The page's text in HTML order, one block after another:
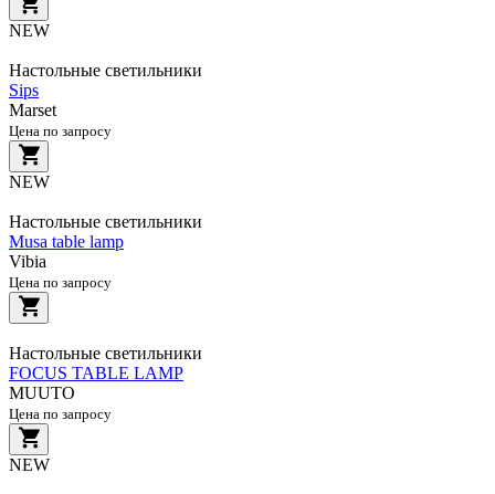
NEW
Настольные светильники
Sips
Marset
Цена по запросу
NEW
Настольные светильники
Musa table lamp
Vibia
Цена по запросу
Настольные светильники
FOCUS TABLE LAMP
MUUTO
Цена по запросу
NEW